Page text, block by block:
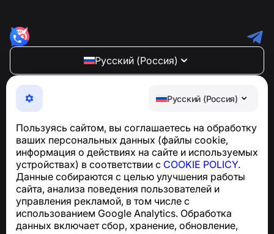
Русский (Россия)
Пользуясь сайтом, вы соглашаетесь на обработку
ваших персональных данных (файлы cookie,
информация о действиях на сайте и используемых
устройствах) в соответствии с COOKIE POLICY.
Данные собираются с целью улучшения работы
сайта, анализа поведения пользователей и
управления рекламой, в том числе с
использованием Google Analytics. Обработка
данных включает сбор, хранение, обновление,
Русский (Россия)
NumBuster © 2013—2026 ·
Максимально удобное приложение для защиты от
телефонных мошенников, спама и нежелательных
Для запросов по соблюдению GDPR:
support@numbuster.com
Центр поддержки
Новости и статьи
О проекте
Контакты